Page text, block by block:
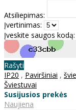
Atsiliepimas:
Įvertinimas:
Įveskite saugos kodą:
Rašyti
IP20 , Paviršiniai ,
Šviestuvai
Susijusios prekės
Naujiena